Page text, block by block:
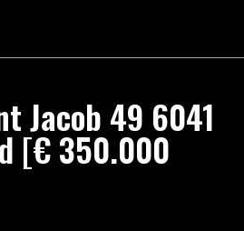
Jacob 49 6041
[€ 350.000